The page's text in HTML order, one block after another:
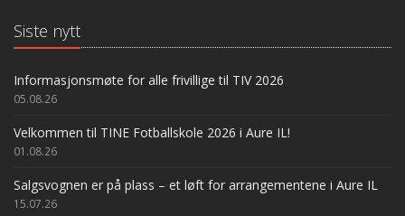
Siste nytt
Informasjonsmøte for alle frivillige til TIV 2026
05.08.26
Velkommen til TINE Fotballskole 2026 i Aure IL!
01.08.26
Salgsvognen er på plass – et løft for arrangementene i Aure IL
15.07.26